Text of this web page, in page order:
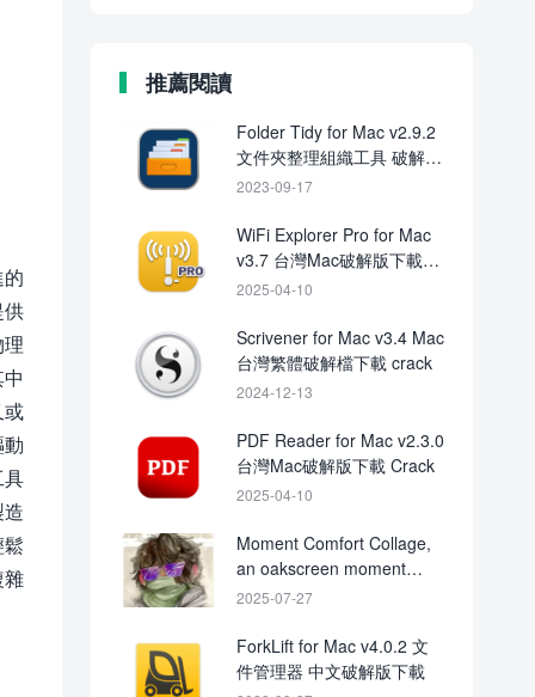
供
或
具
推薦閱讀
Folder Tidy for Mac v2.9.2
文件夾整理組織工具 破解版
下載
2023-09-17
WiFi Explorer Pro for Mac
v3.7 台灣Mac破解版下載
Crack
2025-04-10
Scrivener for Mac v3.4 Mac
台灣繁體破解檔下載 crack
2024-12-13
PDF Reader for Mac v2.3.0
台灣Mac破解版下載 Crack
2025-04-10
Moment Comfort Collage,
an oakscreen moment
WAV Beatmaker Presets-
2025-07-27
ForkLift for Mac v4.0.2 文
件管理器 中文破解版下載